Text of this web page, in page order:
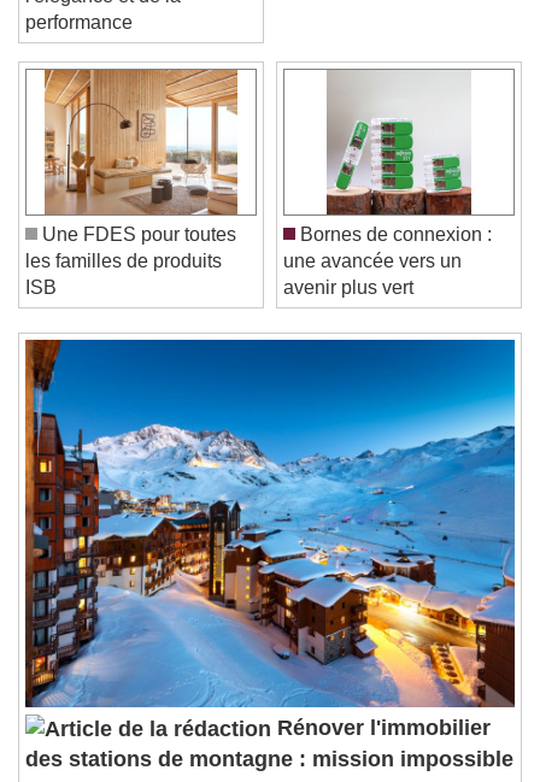
Video Player is loading.
Play Video
Play
Skip Backward
Skip Forward
Unmute
Current Time0:00
Loaded:0%
Stream TypeLIVE
Playback Rate
Chapters
Chapters
Descriptions
descriptions off, selected
Subtitles
subtitles settings, opens subtitles
settings dialog
subtitles off, selected
Audio Track
Fullscreen
l'élégance et de la
performance
Une FDES pour toutes
les familles de produits
ISB
Bornes de connexion :
une avancée vers un
avenir plus vert
Rénover l'immobilier
des stations de montagne : mission impossible